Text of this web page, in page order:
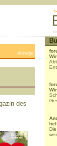
Anzeige
des